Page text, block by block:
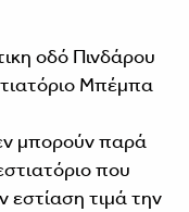
οδό Πινδάρου
Μπέμπα
μπορούν παρά
που
εστίαση τιμά την